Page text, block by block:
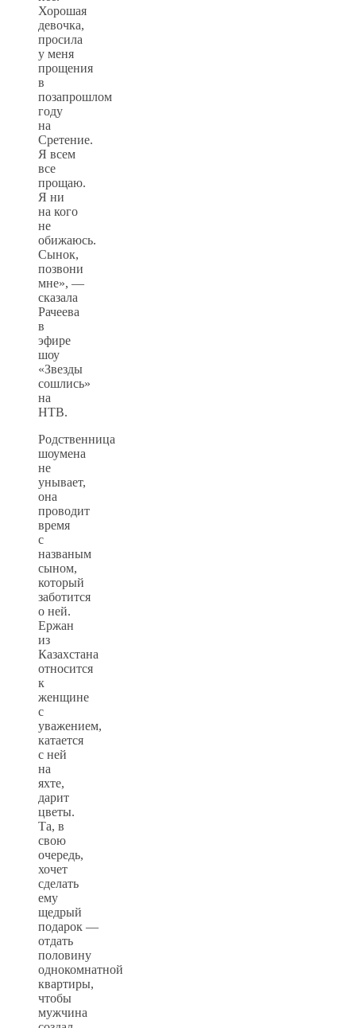
Хорошая
девочка,
просила
у меня
прощения
в
позапрошлом
году
на
Сретение.
Я всем
все
прощаю.
Я ни
на кого
не
обижаюсь.
Сынок,
позвони
мне», —
сказала
Рачеева
в
эфире
шоу
«Звезды
сошлись»
на
НТВ.
Родственница
шоумена
не
унывает,
она
проводит
время
с
названым
сыном,
который
заботится
о ней.
Ержан
из
Казахстана
относится
к
женщине
с
уважением,
катается
с ней
на
яхте,
дарит
цветы.
Та, в
свою
очередь,
хочет
сделать
ему
щедрый
подарок —
отдать
половину
однокомнатной
квартиры,
чтобы
мужчина